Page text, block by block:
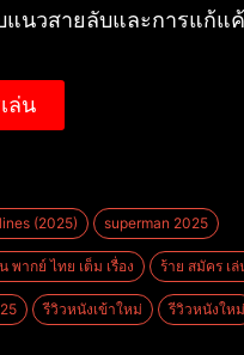
นวสายลับและการแก้แ
ล่น
(2025) superman 2025
พากย์ ไทย เต็ม เรื่อง ร้าย สมัคร เ
รีวิวหนังเข้าใหม่ รีวิวหนังใหม่